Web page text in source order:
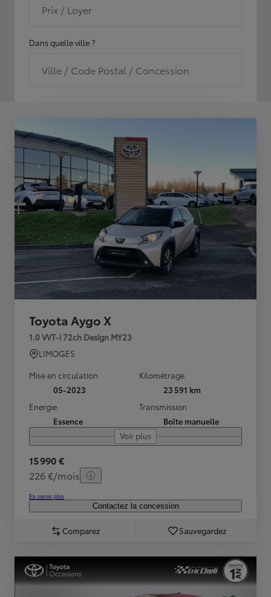
Prix / Loyer
Dans quelle ville ?
Ville / Code Postal / Concession
Toyota Aygo X
1.0 VVT-i 72ch Design MY23
LIMOGES
Mise en circulation
05-2023
Kilométrage
23 591 km
Energie
Essence
Transmission
Boîte manuelle
Voir plus
15 990 €
226 €/mois
En savoir plus
Contactez la concession
Comparez Sauvegardez